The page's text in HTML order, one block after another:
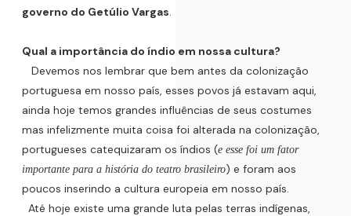
governo do Getúlio Vargas.
Qual a importância do índio em nossa cultura?
Devemos nos lembrar que bem antes da colonização
portuguesa em nosso país, esses povos já estavam aqui,
ainda hoje temos grandes influências de seus costumes
mas infelizmente muita coisa foi alterada na colonização,
portugueses catequizaram os índios (e esse foi um fator
importante para a história do teatro brasileiro) e foram aos
poucos inserindo a cultura europeia em nosso país.
Até hoje existe uma grande luta pelas terras indígenas,